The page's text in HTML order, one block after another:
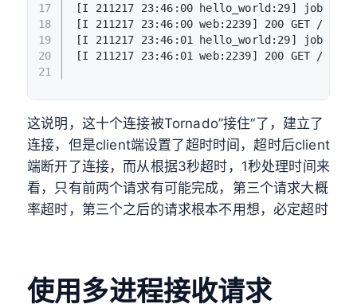
17
18
19
20
21
[I 211217 23:46:00 hello_world:29] job
[I 211217 23:46:00 web:2239] 200 GET /
[I 211217 23:46:01 hello_world:29] job
[I 211217 23:46:01 web:2239] 200 GET /
这说明，这十个连接被Tornado”接住“了，建立了
连接，但是client端设置了超时时间，超时后client
端断开了连接，而从根据3秒超时，1秒处理时间来
看，只有前两个请求有可能完成，第三个请求大概
率超时，第三个之后的请求根本不用想，必定超时
使用多进程接收请求